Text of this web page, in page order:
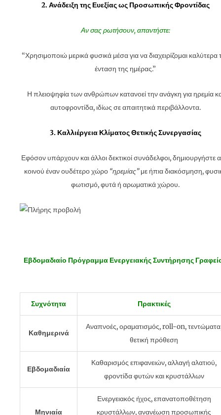
2. Ανάδειξη της Ευεξίας ως Προσωπικής Φροντίδας
Αν σας ρωτήσουν, απαντήστε:
“Χρησιμοποιώ μερικά φυσικά μέσα για να διαχειρίζομαι καλύτερα
ένταση της ημέρας.”
Η πλειοψηφία των ανθρώπων κατανοεί την ανάγκη για ηρεμία
αυτοφροντίδα, ιδίως σε απαιτητικά περιβάλλοντα.
3. Καλλιέργεια Κλίματος Θετικής Συνεργασίας
Εφόσον υπάρχουν και άλλοι δεκτικοί συνάδελφοι, δημιουργήστε
κοινού έναν ουδέτερο χώρο“ηρεμίας”με ήπια διακόσμηση,
φωτισμό, φυτά ή αρωματικά χώρου.
Εβδομαδιαίο Πρόγραμμα Ενεργειακής Συντήρησης
Συχνότητα Πρακτικές
Καθημερινά
Αναπνοές, οραματισμός, roll-on,
θετική πρόθεση
Εβδομαδιαία
Καθαρισμός επιφανειών, αλλαγή αλατιού,
φροντίδα φυτών και κρυστάλλων
Μηνιαία
Ενεργειακός ήχος, επανατοποθέτηση
κρυστάλλων, ανανέωση προσωπικής